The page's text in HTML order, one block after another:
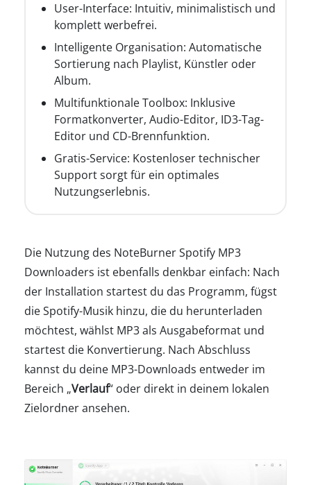
User-Interface: Intuitiv, minimalistisch und
komplett werbefrei.
Intelligente Organisation: Automatische
Sortierung nach Playlist, Künstler oder
Album.
Multifunktionale Toolbox: Inklusive
Formatkonverter, Audio-Editor, ID3-Tag-
Editor und CD-Brennfunktion.
Gratis-Service: Kostenloser technischer
Support sorgt für ein optimales
Nutzungserlebnis.
Die Nutzung des NoteBurner Spotify MP3
Downloaders ist ebenfalls denkbar einfach: Nach
der Installation startest du das Programm, fügst
die Spotify-Musik hinzu, die du herunterladen
möchtest, wählst MP3 als Ausgabeformat und
startest die Konvertierung. Nach Abschluss
kannst du deine MP3-Downloads entweder im
Bereich „Verlauf“ oder direkt in deinem lokalen
Zielordner ansehen.